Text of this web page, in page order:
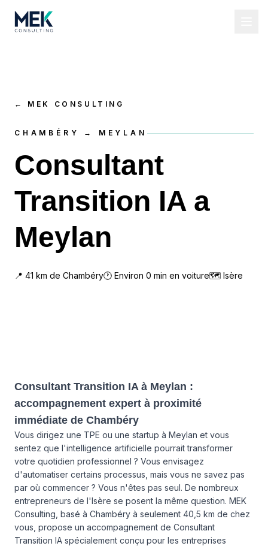
← MEK CONSULTING
CHAMBÉRY → MEYLAN
Consultant
Transition IA a
Meylan
📍 41 km de Chambéry🕐 Environ 0 min en voiture🗺 Isère
Consultant Transition IA à Meylan :
accompagnement expert à proximité
immédiate de Chambéry
Vous dirigez une TPE ou une startup à Meylan et vous
sentez que l'intelligence artificielle pourrait transformer
votre quotidien professionnel ? Vous envisagez
d'automatiser certains processus, mais vous ne savez pas
par où commencer ? Vous n'êtes pas seul. De nombreux
entrepreneurs de l'Isère se posent la même question. MEK
Consulting, basé à Chambéry à seulement 40,5 km de chez
vous, propose un accompagnement de Consultant
Transition IA spécialement conçu pour les entreprises